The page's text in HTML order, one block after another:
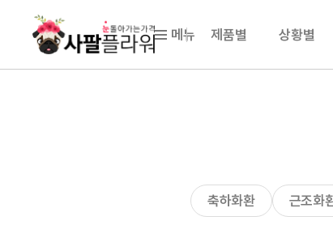
메뉴 제품별 상황별
축하화환 근조화